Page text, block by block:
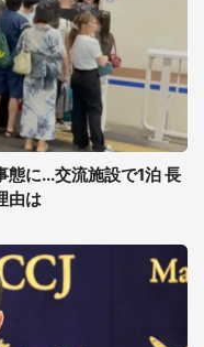
に...交流施設で1泊 長
由は